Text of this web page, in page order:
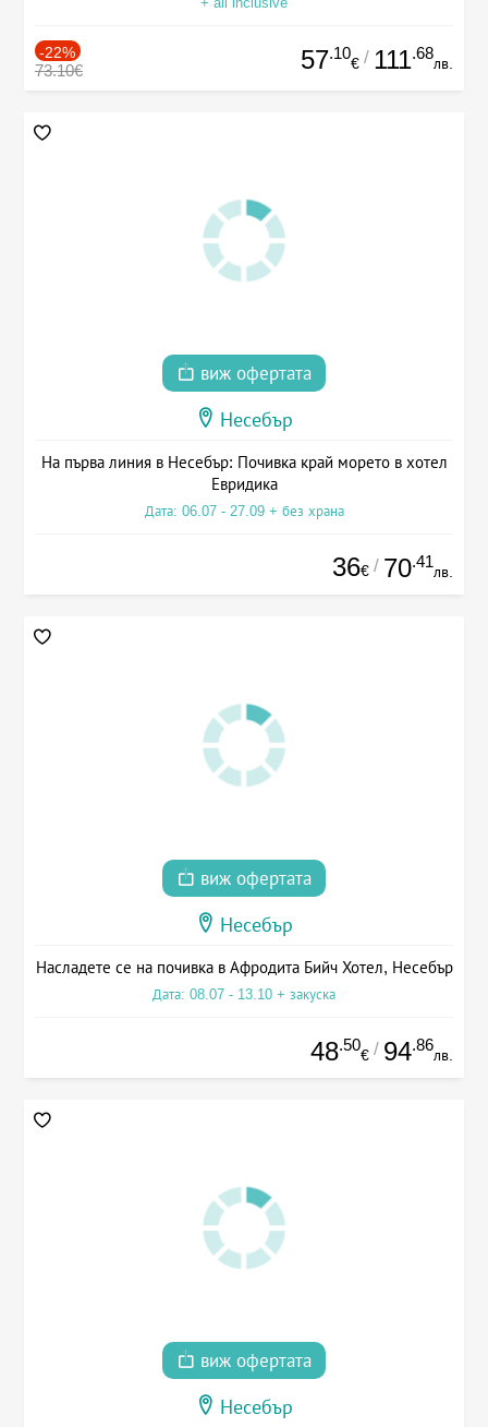
-22%
73.10€ 57.10
€ / 111.68
лв.
виж офертата
Несебър
На първа линия в Несебър: Почивка край морето в хотел
Евридика
Дата: 06.07 - 27.09 + без храна
36€ / 70.41
лв.
виж офертата
Несебър
Насладете се на почивка в Афродита Бийч Хотел, Несебър
Дата: 08.07 - 13.10 + закуска
48.50
€ / 94.86
лв.
виж офертата
Несебър